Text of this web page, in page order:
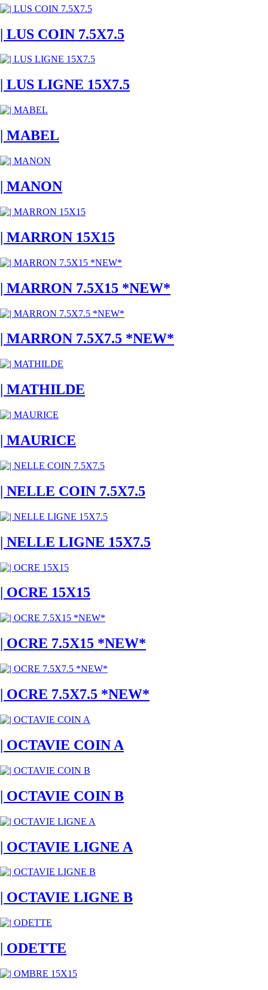
| LUS COIN 7.5X7.5
| LUS LIGNE 15X7.5
| MABEL
| MANON
| MARRON 15X15
| MARRON 7.5X15 *NEW*
| MARRON 7.5X7.5 *NEW*
| MATHILDE
| MAURICE
| NELLE COIN 7.5X7.5
| NELLE LIGNE 15X7.5
| OCRE 15X15
| OCRE 7.5X15 *NEW*
| OCRE 7.5X7.5 *NEW*
| OCTAVIE COIN A
| OCTAVIE COIN B
| OCTAVIE LIGNE A
| OCTAVIE LIGNE B
| ODETTE